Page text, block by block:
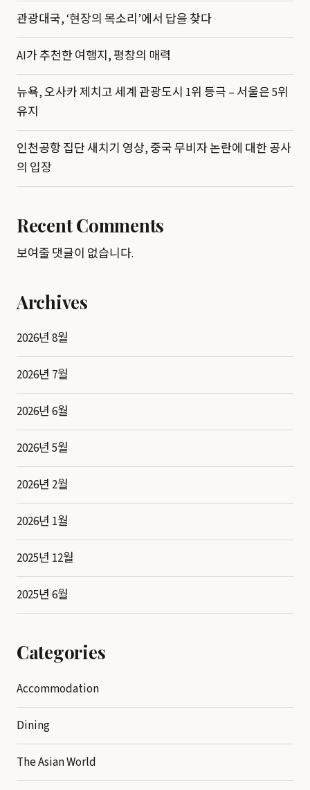
관광대국, ‘현장의 목소리’에서 답을 찾다
AI가 추천한 여행지, 평창의 매력
뉴욕, 오사카 제치고 세계 관광도시 1위 등극 – 서울은 5위
유지
인천공항 집단 새치기 영상, 중국 무비자 논란에 대한 공사
의 입장
Recent Comments
보여줄 댓글이 없습니다.
Archives
2026년 8월
2026년 7월
2026년 6월
2026년 5월
2026년 2월
2026년 1월
2025년 12월
2025년 6월
Categories
Accommodation
Dining
The Asian World